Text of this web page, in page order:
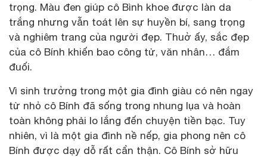
trọng. Màu đen giúp cô Bình khoe được làn da
trắng nhưng vẫn toát lên sự huyền bí, sang trọng
và nghiêm trang của người đẹp. Thuở ấy, sắc đẹp
của cô Bính khiến bao công tử, văn nhân… đắm
đuối.
Vì sinh trưởng trong một gia đình giàu có nên ngay
từ nhỏ cô Bính đã sống trong nhung lụa và hoàn
toàn không phải lo lắng đến chuyện tiền bạc. Tuy
nhiên, vì là một gia đình nề nếp, gia phong nên cô
Bính được dạy dỗ rất cẩn thận. Cô Bính sở hữu